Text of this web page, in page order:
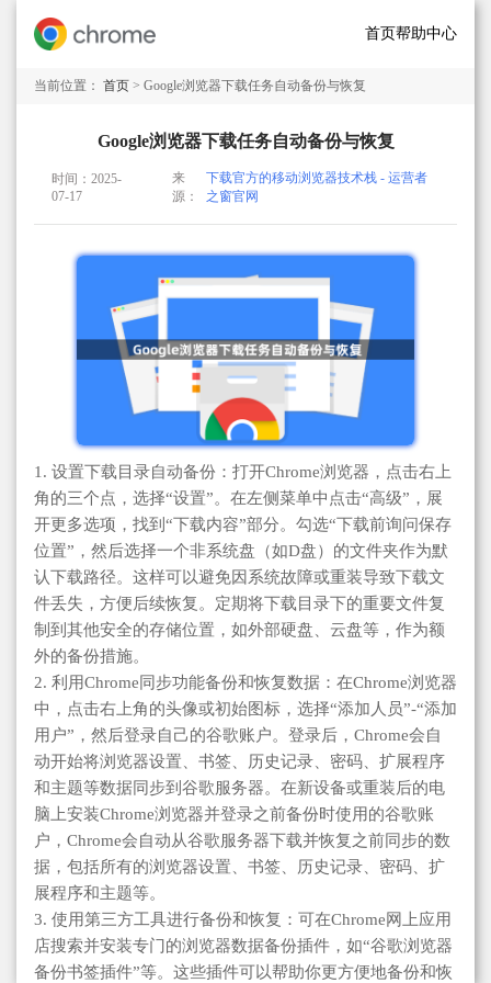
首页帮助中心
当前位置： 首页 > Google浏览器下载任务自动备份与恢复
Google浏览器下载任务自动备份与恢复
时间：2025-
07-17
来
源：
下载官方的移动浏览器技术栈 - 运营者
之窗官网
1. 设置下载目录自动备份：打开Chrome浏览器，点击右上
角的三个点，选择“设置”。在左侧菜单中点击“高级”，展
开更多选项，找到“下载内容”部分。勾选“下载前询问保存
位置”，然后选择一个非系统盘（如D盘）的文件夹作为默
认下载路径。这样可以避免因系统故障或重装导致下载文
件丢失，方便后续恢复。定期将下载目录下的重要文件复
制到其他安全的存储位置，如外部硬盘、云盘等，作为额
外的备份措施。
2. 利用Chrome同步功能备份和恢复数据：在Chrome浏览器
中，点击右上角的头像或初始图标，选择“添加人员”-“添加
用户”，然后登录自己的谷歌账户。登录后，Chrome会自
动开始将浏览器设置、书签、历史记录、密码、扩展程序
和主题等数据同步到谷歌服务器。在新设备或重装后的电
脑上安装Chrome浏览器并登录之前备份时使用的谷歌账
户，Chrome会自动从谷歌服务器下载并恢复之前同步的数
据，包括所有的浏览器设置、书签、历史记录、密码、扩
展程序和主题等。
3. 使用第三方工具进行备份和恢复：可在Chrome网上应用
店搜索并安装专门的浏览器数据备份插件，如“谷歌浏览器
备份书签插件”等。这些插件可以帮助你更方便地备份和恢